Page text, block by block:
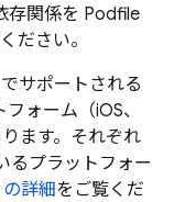
存関係を Podfile
ださい。
サポートされる
ォーム（iOS、
ます。それぞれ
るプラットフォー
詳細をご覧くだ